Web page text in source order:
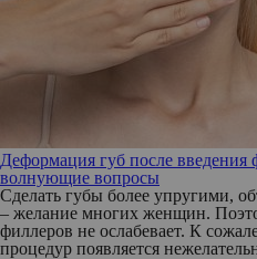
Деформация губ после введения
волнующие вопросы
Сделать губы более упругими,
– желание многих женщин.
филлеров не ослабевает. К
процедур появляется